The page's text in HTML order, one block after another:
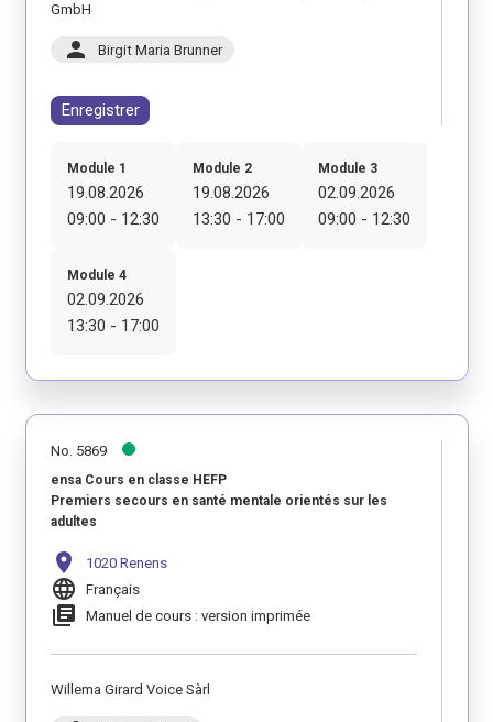
GmbH
person Birgit Maria Brunner
Enregistrer
Module 1
19.08.2026
09:00 - 12:30
Module 2
19.08.2026
13:30 - 17:00
Module 3
02.09.2026
09:00 - 12:30
Module 4
02.09.2026
13:30 - 17:00
No. 5869
ensa Cours en classe HEFP
Premiers secours en santé mentale orientés sur les
adultes
location_on 1020 Renens
language Français
library_books Manuel de cours : version imprimée
Willema Girard Voice Sàrl